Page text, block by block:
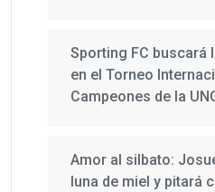
Sporting FC buscará
en el Torneo
Campeones de la
Amor al silbato:
luna de miel y pitará